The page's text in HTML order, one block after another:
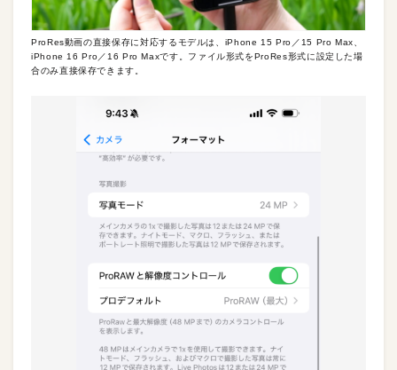
ProRes動画の直接保存に対応するモデルは、iPhone 15 Pro／15 Pro Max、
iPhone 16 Pro／16 Pro Maxです。ファイル形式をProRes形式に設定した場
合のみ直接保存できます。